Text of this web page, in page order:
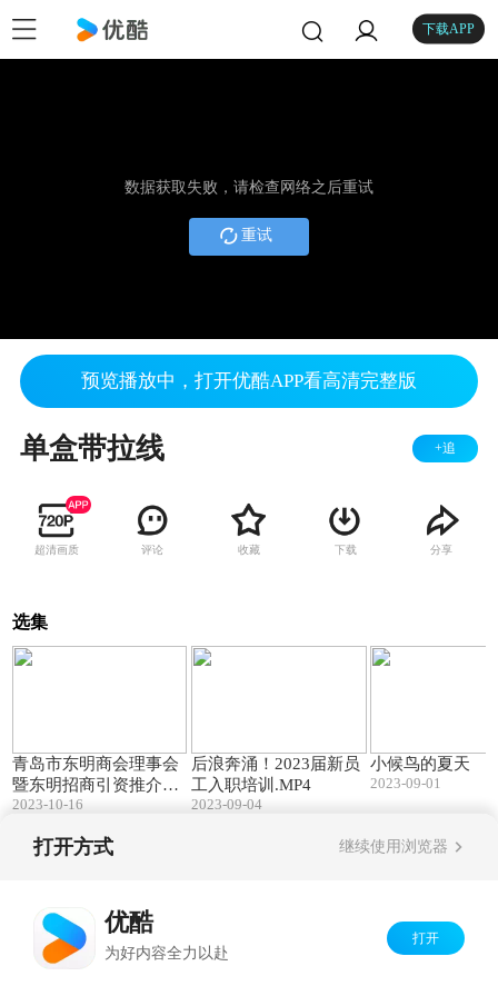
下载APP
数据获取失败，请检查网络之后重试
重试
预览播放中，打开优酷APP看高清完整版
单盒带拉线 +追
超清画质 评论 收藏 下载 分享
选集
青岛市东明商会理事会
暨东明招商引资推介会
召开
2023-10-16
后浪奔涌！2023届新员
工入职培训.MP4
2023-09-04
小候鸟的夏天
2023-09-01
打开方式 继续使用浏览器
优酷
为好内容全力以赴
打开